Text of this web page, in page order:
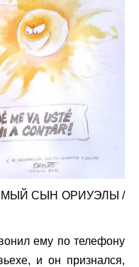
СЫН ОРИУЭЛЫ /
ему по телефону
и он признался,